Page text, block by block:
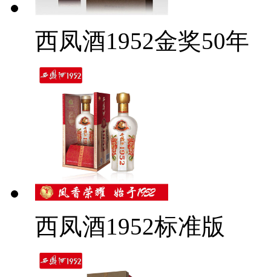
西凤酒1952金奖50年
西凤酒1952标准版